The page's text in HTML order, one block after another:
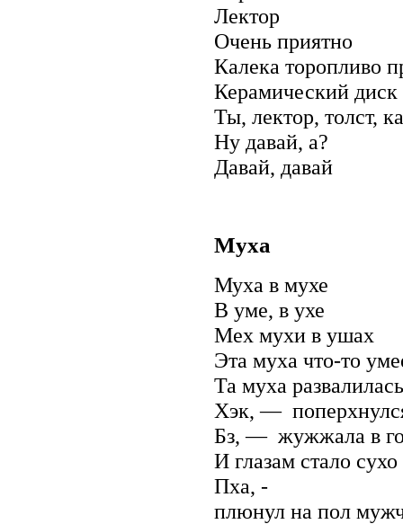
Лектор
Очень приятно
Калека торопливо
Керамический диск
Ты, лектор, толст,
Ну давай, а?
Давай, давай
Муха
Муха в мухе
В уме, в ухе
Мех мухи в ушах
Эта муха что-то
Та муха
Хэк, —
Бз, — жужжала в
И глазам стало сухо
Пха, -
плюнул на пол